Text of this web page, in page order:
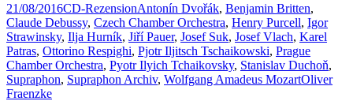
21/08/2016CD-RezensionAntonín Dvořák, Benjamin Britten,
Claude Debussy, Czech Chamber Orchestra, Henry Purcell, Igor
Strawinsky, Ilja Hurník, Jiří Pauer, Josef Suk, Josef Vlach, Karel
Patras, Ottorino Respighi, Pjotr Iljitsch Tschaikowski, Prague
Chamber Orchestra, Pyotr Ilyich Tchaikovsky, Stanislav Duchoň,
Supraphon, Supraphon Archiv, Wolfgang Amadeus MozartOliver
Fraenzke